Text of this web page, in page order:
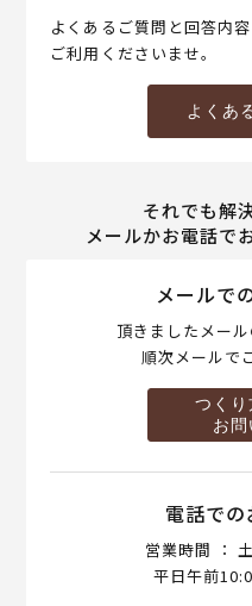
よくあるご質問と回答内
ご利用くださいませ。
よくあ
それでも解
メールかお電話で
メールで
頂きましたメール
順次メールで
つくり
お
電話で
営業時間 ：
平日午前